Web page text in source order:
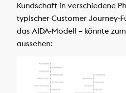
Kundschaft in verschiedene
typischer Customer Journey-
das AIDA-Modell – könnte
aussehen: